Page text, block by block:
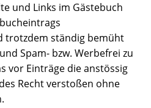
und Links im Gästebuch
trotzdem ständig bemüht
Spam- bzw. Werbefrei zu
vor Einträge die anstössig
Recht verstoßen ohne